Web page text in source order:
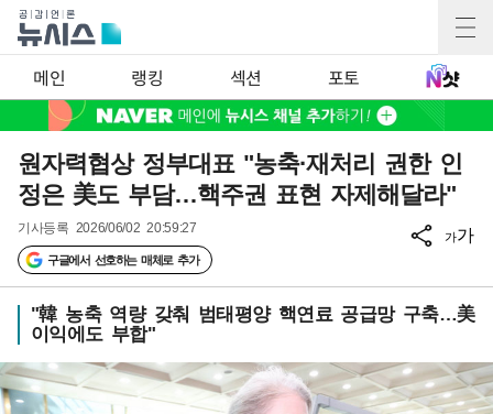
메인 랭킹 섹션 포토
원자력협상 정부대표 "농축·재처리 권한 인
정은 美도 부담…핵주권 표현 자제해달라"
기사등록 2026/06/02 20:59:27
구글에서 선호하는 매체로 추가
가가
"韓 농축 역량 갖춰 범태평양 핵연료 공급망 구축…美
이익에도 부합"